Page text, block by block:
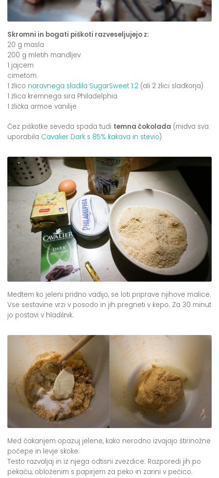
Skromni in bogati piškoti razveseljujejo z:
20 g masla
200 g mletih mandljev
1 jajcem
cimetom
1 žlico naravnega sladila SugarSweet 1:2 (ali 2 žlici sladkorja)
1 žlica kremnega sira Philadelphia
1 žlička armoe vanilije
Čez piškotke seveda spada tudi temna čokolada (midva sva
uporabila Cavalier Dark s 85% kakava in stevio)
Medtem ko jeleni pridno vadijo, se loti priprave njihove malice.
Vse sestavine vrzi v posodo in jih pregneti v kepo. Za 30 minut
jo postavi v hladilnik.
Med čakanjem opazuj jelene, kako nerodno izvajajo štirinožne
počepe in levje skoke.
Testo razvaljaj in iz njega odtisni zvezdice. Razporedi jih po
pekaču, obloženim s papirjem za peko in zarini v pečico.